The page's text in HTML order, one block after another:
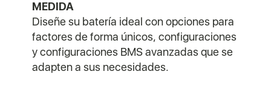
MEDIDA
Diseñe su batería ideal con opciones para
factores de forma únicos, configuraciones
y configuraciones BMS avanzadas que se
adapten a sus necesidades.